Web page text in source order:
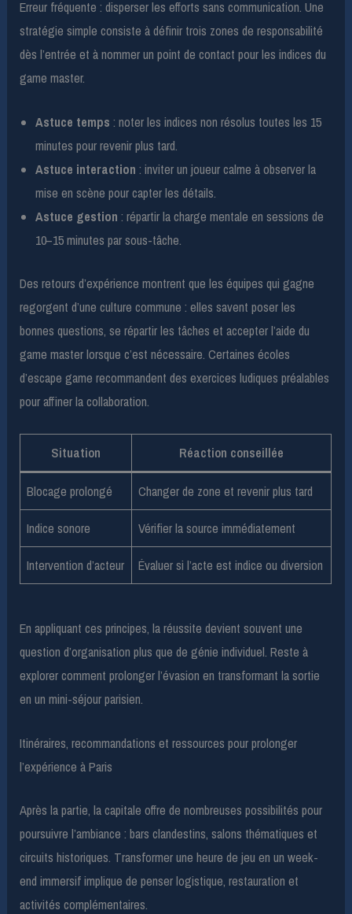
Erreur fréquente : disperser les efforts sans communication. Une
stratégie simple consiste à définir trois zones de responsabilité
dès l’entrée et à nommer un point de contact pour les indices du
game master.
Astuce temps : noter les indices non résolus toutes les 15
minutes pour revenir plus tard.
Astuce interaction : inviter un joueur calme à observer la
mise en scène pour capter les détails.
Astuce gestion : répartir la charge mentale en sessions de
10–15 minutes par sous-tâche.
Des retours d’expérience montrent que les équipes qui gagne
regorgent d’une culture commune : elles savent poser les
bonnes questions, se répartir les tâches et accepter l’aide du
game master lorsque c’est nécessaire. Certaines écoles
d’escape game recommandent des exercices ludiques préalables
pour affiner la collaboration.
Situation Réaction conseillée
Blocage prolongé Changer de zone et revenir plus tard
Indice sonore Vérifier la source immédiatement
Intervention d’acteur Évaluer si l’acte est indice ou diversion
En appliquant ces principes, la réussite devient souvent une
question d’organisation plus que de génie individuel. Reste à
explorer comment prolonger l’évasion en transformant la sortie
en un mini-séjour parisien.
Itinéraires, recommandations et ressources pour prolonger
l’expérience à Paris
Après la partie, la capitale offre de nombreuses possibilités pour
poursuivre l’ambiance : bars clandestins, salons thématiques et
circuits historiques. Transformer une heure de jeu en un week-
end immersif implique de penser logistique, restauration et
activités complémentaires.